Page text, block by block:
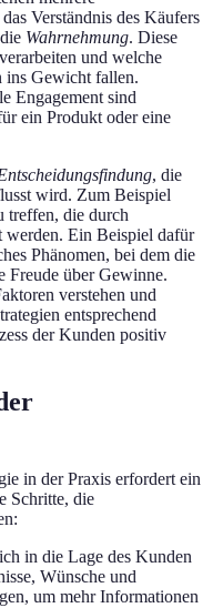
Verständnis des Käufers
Wahrnehmung. Diese
und welche
ins Gewicht fallen.
Engagement sind
ein Produkt oder eine
, die
wird. Zum Beispiel
treffen, die durch
werden. Ein Beispiel dafür
Phänomen, bei dem die
Freude über Gewinne.
verstehen und
entsprechend
der Kunden positiv
in der Praxis erfordert ein
Schritte, die
in die Lage des Kunden
Wünsche und
um mehr Informationen